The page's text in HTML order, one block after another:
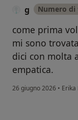
g Numero
come prima
mi sono
dici con molta
empatica.
26 giugno 2026 • Erika